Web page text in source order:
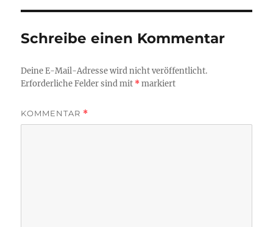
Schreibe einen Kommentar
Deine E-Mail-Adresse wird nicht veröffentlicht.
Erforderliche Felder sind mit *markiert
KOMMENTAR *